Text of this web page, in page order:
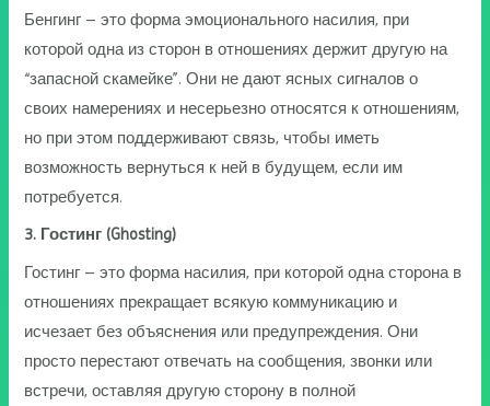
Бенгинг – это форма эмоционального насилия, при
которой одна из сторон в отношениях держит другую на
“запасной скамейке”. Они не дают ясных сигналов о
своих намерениях и несерьезно относятся к отношениям,
но при этом поддерживают связь, чтобы иметь
возможность вернуться к ней в будущем, если им
потребуется.
3. Гостинг (Ghosting)
Гостинг – это форма насилия, при которой одна сторона в
отношениях прекращает всякую коммуникацию и
исчезает без объяснения или предупреждения. Они
просто перестают отвечать на сообщения, звонки или
встречи, оставляя другую сторону в полной